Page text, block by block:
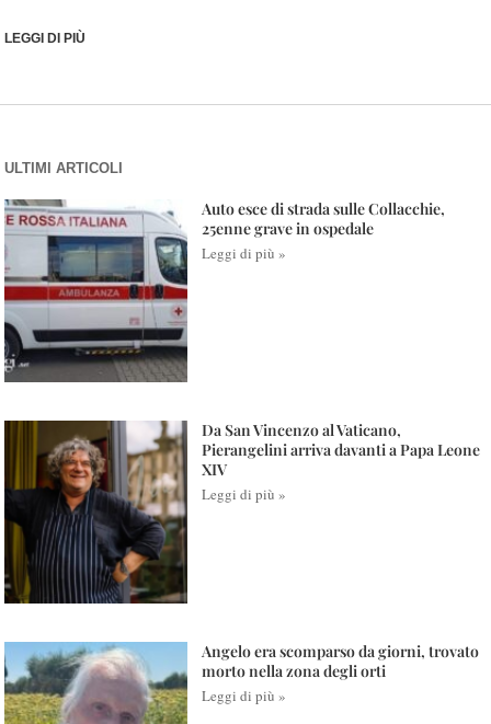
LEGGI DI PIÙ
ULTIMI ARTICOLI
Auto esce di strada sulle Collacchie,
25enne grave in ospedale
Leggi di più »
Da San Vincenzo al Vaticano,
Pierangelini arriva davanti a Papa Leone
XIV
Leggi di più »
Angelo era scomparso da giorni, trovato
morto nella zona degli orti
Leggi di più »